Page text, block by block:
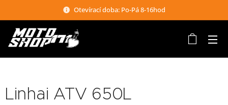
Otevírací doba: Po-Pá 8-16hod
Linhai ATV 650L